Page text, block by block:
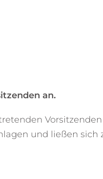
an.
Vorsitzenden
und ließen sich